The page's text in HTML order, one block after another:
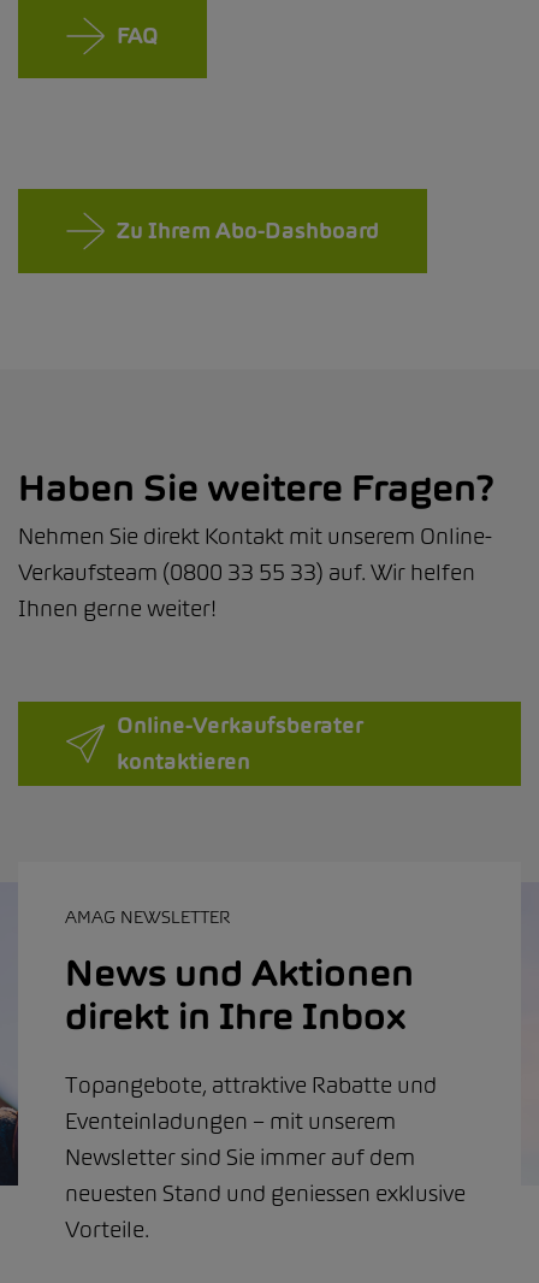
FAQ
Zu Ihrem Abo-Dashboard
Haben Sie weitere Fragen?
Nehmen Sie direkt Kontakt mit unserem Online-
Verkaufsteam (0800 33 55 33) auf. Wir helfen
Ihnen gerne weiter!
Online-Verkaufsberater
kontaktieren
AMAG NEWSLETTER
News und Aktionen
direkt in Ihre Inbox
Topangebote, attraktive Rabatte und
Eventeinladungen – mit unserem
Newsletter sind Sie immer auf dem
neuesten Stand und geniessen exklusive
Vorteile.